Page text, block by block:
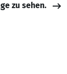
zu sehen.